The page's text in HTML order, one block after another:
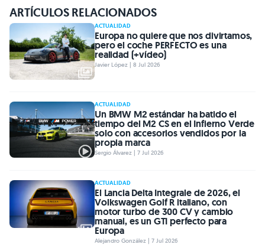
ARTÍCULOS RELACIONADOS
ACTUALIDAD
Europa no quiere que nos divirtamos,
pero el coche PERFECTO es una
realidad (+vídeo)
Javier López | 8 Jul 2026
ACTUALIDAD
Un BMW M2 estándar ha batido el
tiempo del M2 CS en el Infierno Verde
solo con accesorios vendidos por la
propia marca
Sergio Álvarez | 7 Jul 2026
ACTUALIDAD
El Lancia Delta Integrale de 2026, el
Volkswagen Golf R italiano, con
motor turbo de 300 CV y cambio
manual, es un GTI perfecto para
Europa
Alejandro González | 7 Jul 2026